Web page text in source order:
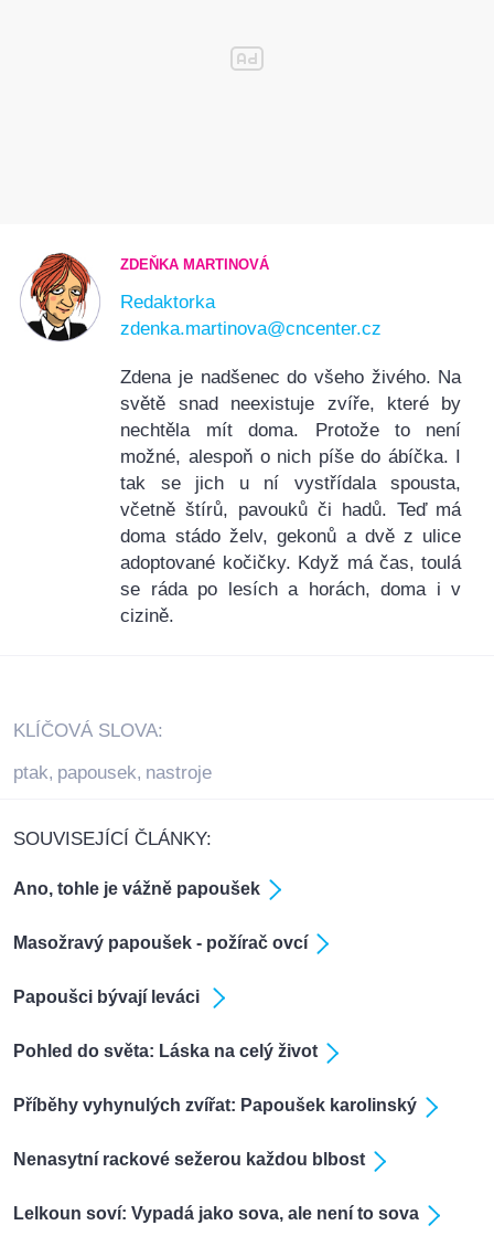
ZDEŇKA MARTINOVÁ
Redaktorka
zdenka.martinova@cncenter.cz
Zdena je nadšenec do všeho živého. Na
světě snad neexistuje zvíře, které by
nechtěla mít doma. Protože to není
možné, alespoň o nich píše do ábíčka. I
tak se jich u ní vystřídala spousta,
včetně štírů, pavouků či hadů. Teď má
doma stádo želv, gekonů a dvě z ulice
adoptované kočičky. Když má čas, toulá
se ráda po lesích a horách, doma i v
cizině.
KLÍČOVÁ SLOVA:
ptak, papousek, nastroje
SOUVISEJÍCÍ ČLÁNKY:
Ano, tohle je vážně papoušek
Masožravý papoušek - požírač ovcí
Papoušci bývají leváci
Pohled do světa: Láska na celý život
Příběhy vyhynulých zvířat: Papoušek karolinský
Nenasytní rackové sežerou každou blbost
Lelkoun soví: Vypadá jako sova, ale není to sova